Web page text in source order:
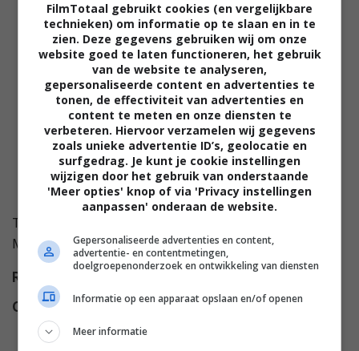
Twee heel verschillende families komen samen in
Martha's Vineyard voor een huwelijk.
Regie
Cast
Loretta Devine,Gary Dourdan
Angela Bassett
FilmTotaal gebruikt cookies (en vergelijkbare
technieken) om informatie op te slaan en in te
zien. Deze gegevens gebruiken wij om onze
website goed te laten functioneren, het gebruik
van de website te analyseren,
gepersonaliseerde content en advertenties te
tonen, de effectiviteit van advertenties en
content te meten en onze diensten te
verbeteren. Hiervoor verzamelen wij gegevens
zoals unieke advertentie ID’s, geolocatie en
surfgedrag. Je kunt je cookie instellingen
wijzigen door het gebruik van onderstaande
'Meer opties' knop of via 'Privacy instellingen
aanpassen' onderaan de website.
Gepersonaliseerde advertenties en content,
advertentie- en contentmetingen,
doelgroepenonderzoek en ontwikkeling van diensten
Informatie op een apparaat opslaan en/of openen
Meer informatie